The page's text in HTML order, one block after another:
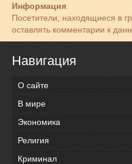
Информация
Посетители, находящиеся в
оставлять комментарии к
Навигация
О сайте
В мире
Экономика
Религия
Криминал